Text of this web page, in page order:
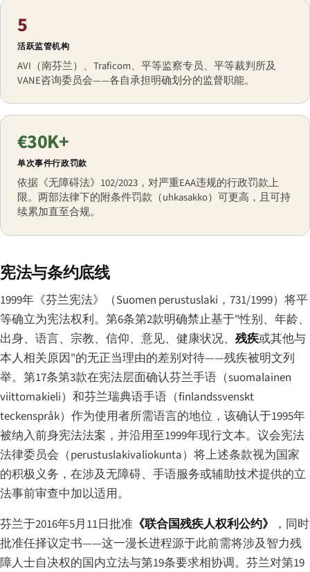
5
活跃监管机构
AVI（南芬兰）、Traficom、平等监察专员、平等裁判所及
VANE咨询委员会——各自承担明确划分的监督职能。
€30K+
单次事件行政罚款
依据《无障碍法》102/2023，对严重EAA违规的行政罚款上
限。两部法律下的附条件罚款（uhkasakko）可更高，且可持
续累加直至合规。
宪法与条约底线
1999年《芬兰宪法》（Suomen perustuslaki ，731/1999）将平
等确立为宪法权利。第6条第2款明确禁止基于"性别、年龄、
出身、语言、宗教、信仰、意见、健康状况、 残疾或其他与
本人相关原因"的无正当理由的差别对待——残疾被明文列
举。第17条第3款在宪法层面确认芬兰手语（suomalainen
viittomakieli）和芬兰瑞典语手语（finlandssvenskt
teckenspråk）作为使用者所需语言的地位，该确认于1995年
被纳入前身宪法法案，并沿用至1999年现行文本。议会宪法
法律委员会（perustuslakivaliokunta）将上述条款视为国家
的积极义务，在涉及无障碍、手语服务或辅助技术提供的立
法事前审查中加以适用。
芬兰于2016年5月11日批准 《联合国残疾人权利公约》
，同时
批准任择议定书——这一漫长进程源于此前需将涉及智力残
障人士自决权的国内立法与第19条要求相协调。芬兰对第19